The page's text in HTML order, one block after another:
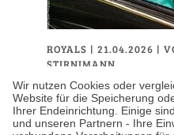
Wir nutzen Cookies oder
Website für die Speicherung
Ihrer Endeinrichtung. Einige
und unseren Partnern - Ihre
ROYALS | 21.04.2026 |
STIRNIMANN
Wie das
Königreich